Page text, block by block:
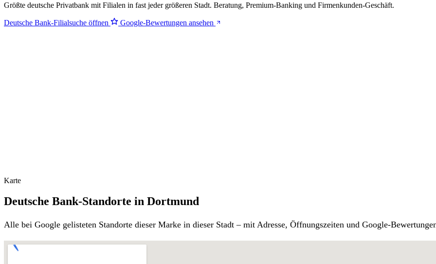
Größte deutsche Privatbank mit Filialen in fast jeder größeren Stadt. Beratung, Premium-Banking und Firmenkunden-Geschäft.
Deutsche Bank-Filialsuche öffnen Google-Bewertungen ansehen
Karte
Deutsche Bank-Standorte in Dortmund
Alle bei Google gelisteten Standorte dieser Marke in dieser Stadt – mit Adresse, Öffnungszeiten und Google-